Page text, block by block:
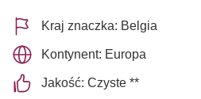
Kraj znaczka: Belgia
Kontynent: Europa
Jakość: Czyste **